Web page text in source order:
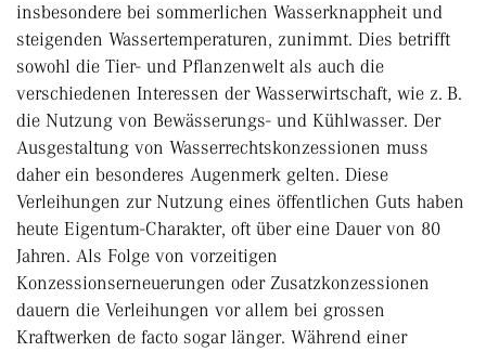
insbesondere bei sommerlichen Wasserknappheit und
steigenden Wassertemperaturen, zunimmt. Dies betrifft
sowohl die Tier- und Pflanzenwelt als auch die
verschiedenen Interessen der Wasserwirtschaft, wie z. B.
die Nutzung von Bewässerungs- und Kühlwasser. Der
Ausgestaltung von Wasserrechtskonzessionen muss
daher ein besonderes Augenmerk gelten. Diese
Verleihungen zur Nutzung eines öffentlichen Guts haben
heute Eigentum-Charakter, oft über eine Dauer von 80
Jahren. Als Folge von vorzeitigen
Konzessionserneuerungen oder Zusatzkonzessionen
dauern die Verleihungen vor allem bei grossen
Kraftwerken de facto sogar länger. Während einer